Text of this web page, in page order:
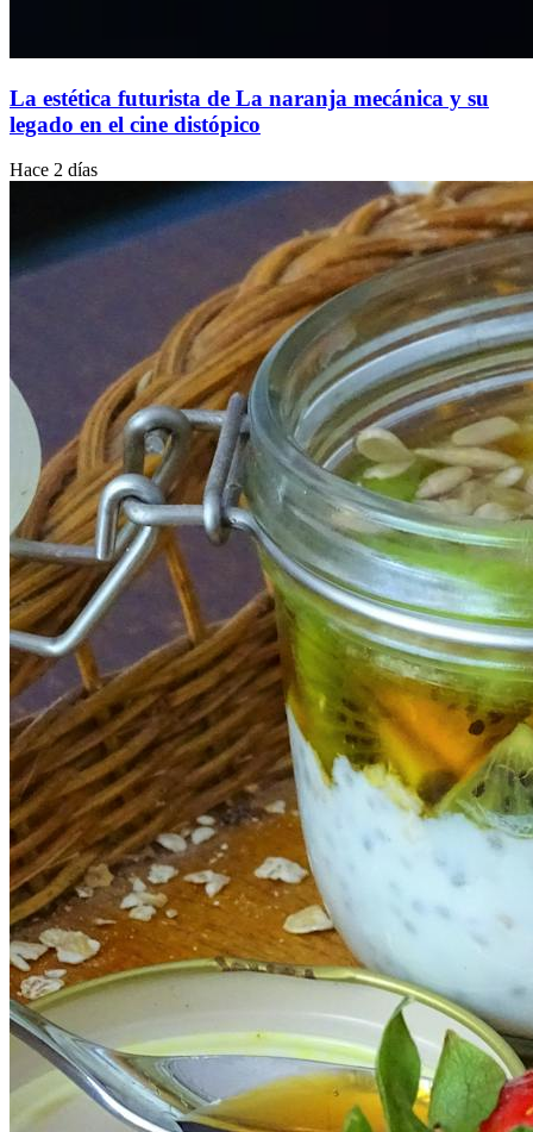
La estética futurista de La naranja mecánica y su
legado en el cine distópico
Hace 2 días